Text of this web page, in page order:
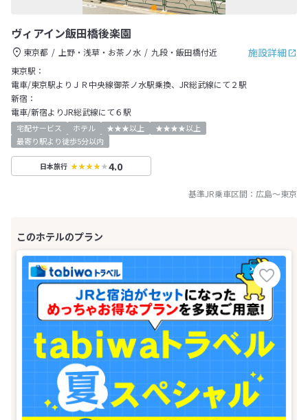
ヴィアイン飯田橋後楽園
施設詳細
東京都 上野・浅草・お茶ノ水
九段・飯田橋付近
東京駅：
電車/東京駅よりＪＲ中央線御茶ノ水駅乗換、JR総武線にて２駅
新宿：
電車/新宿よりJR総武線にて６駅
宅配サービス ホテル ★★★以上
★★★★以上
最寄り駅より徒歩5分以内
日本旅行 4.0
基準JR乗車区間： 広島～東京